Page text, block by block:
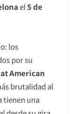
el5 de
los
por su
American
brutalidad al
tienen una